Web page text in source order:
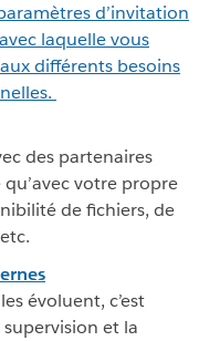
d’invitation
laquelle vous
différents besoins
des partenaires
votre propre
de fichiers, de
évoluent, c’est
et la